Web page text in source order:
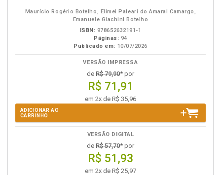
Maurício Rogério Botelho, Elimei Paleari do Amaral Camargo,
Emanuele Giachini Botelho
ISBN: 978652632191-1
Páginas: 94
Publicado em: 10/07/2026
VERSÃO IMPRESSA
de R$ 79,90* por
R$ 71,91
em 2x de R$ 35,96
ADICIONAR AO
CARRINHO
VERSÃO DIGITAL
de R$ 57,70* por
R$ 51,93
em 2x de R$ 25,97